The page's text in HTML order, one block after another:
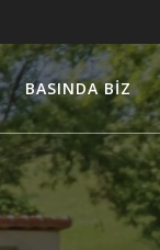
BASINDA BİZ